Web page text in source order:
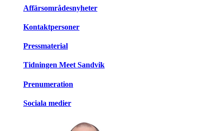
Affärsområdesnyheter
Kontaktpersoner
Pressmaterial
Tidningen Meet Sandvik
Prenumeration
Sociala medier